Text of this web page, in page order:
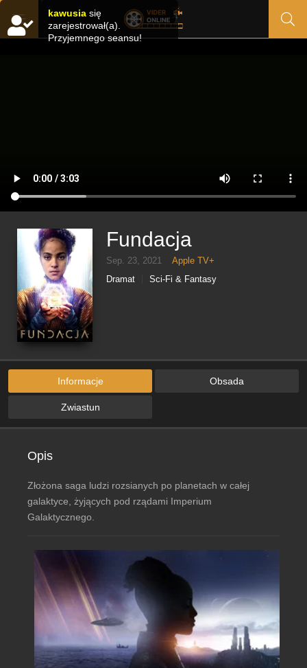
Fundacja
Sep. 23, 2021
Apple TV+
Dramat
Sci-Fi & Fantasy
Informacje Obsada
Zwiastun
Opis
Złożona saga ludzi rozsianych po planetach w całej
galaktyce, żyjących pod rządami Imperium
Galaktycznego.
kawusia się
zarejestrował(a).
Przyjemnego seansu!